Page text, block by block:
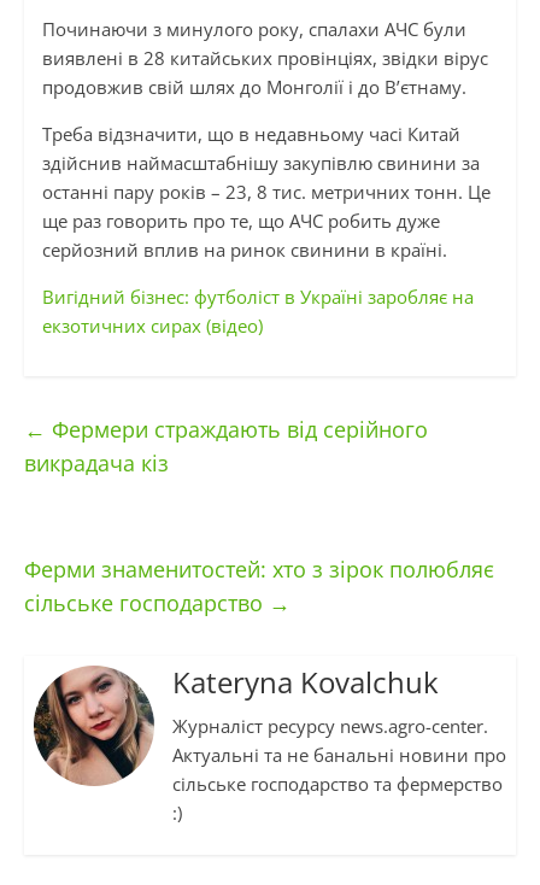
Починаючи з минулого року, спалахи АЧС були
виявлені в 28 китайських провінціях, звідки вірус
продовжив свій шлях до Монголії і до В’єтнаму.
Треба відзначити, що в недавньому часі Китай
здійснив наймасштабнішу закупівлю свинини за
останні пару років – 23, 8 тис. метричних тонн. Це
ще раз говорить про те, що АЧС робить дуже
серйозний вплив на ринок свинини в країні.
Вигідний бізнес: футболіст в Україні заробляє на
екзотичних сирах (відео)
← Фермери страждають від серійного
викрадача кіз
Ферми знаменитостей: хто з зірок полюбляє
сільське господарство →
Kateryna Kovalchuk
Журналіст ресурсу news.agro-center.
Актуальні та не банальні новини про
сільське господарство та фермерство
:)